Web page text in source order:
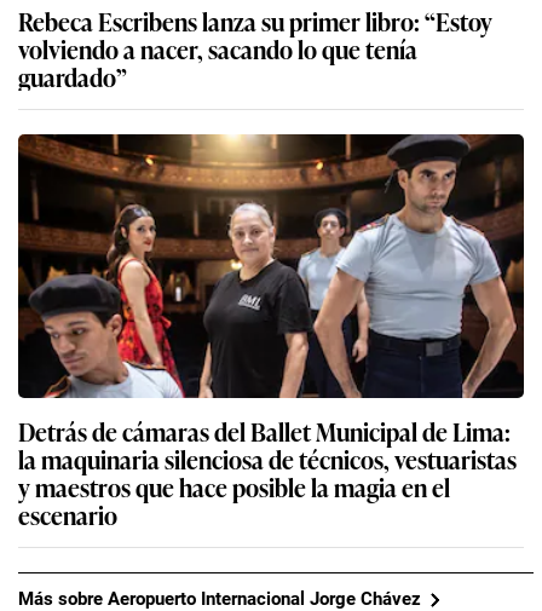
Rebeca Escribens lanza su primer libro: “Estoy
volviendo a nacer, sacando lo que tenía
guardado”
Detrás de cámaras del Ballet Municipal de Lima:
la maquinaria silenciosa de técnicos, vestuaristas
y maestros que hace posible la magia en el
escenario
Más sobre Aeropuerto Internacional Jorge Chávez